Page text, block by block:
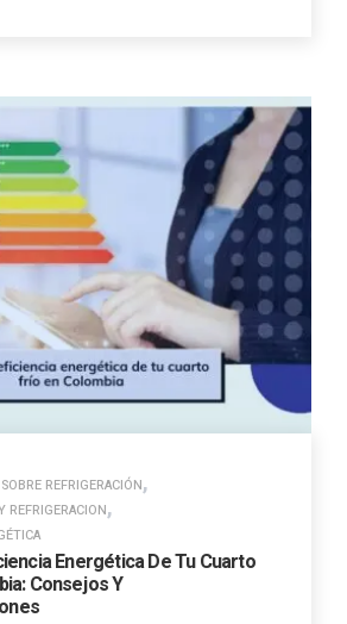
REFRIGERACIÓN,
REFRIGERACION,
Energética De Tu Cuarto
Consejos Y